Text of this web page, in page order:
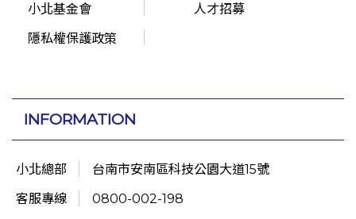
小北基金會
人才招募
隱私權保護政策
INFORMATION
小北總部
台南市安南區科技公園大道15號
客服專線
0800-002-198